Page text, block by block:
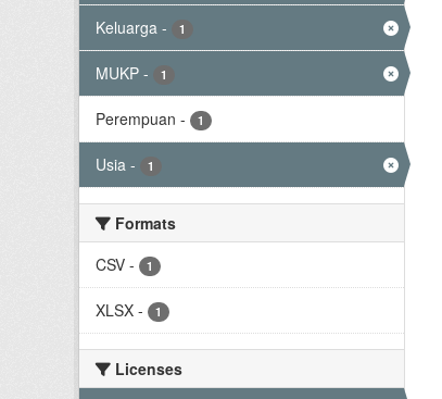
Keluarga - 1
MUKP - 1
Perempuan - 1
Usia - 1
Formats
CSV - 1
XLSX - 1
Licenses